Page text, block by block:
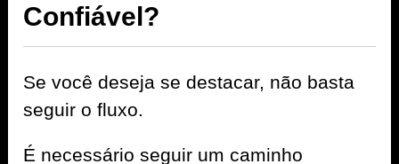
Confiável?
Se você deseja se destacar, não basta
seguir o fluxo.
É necessário seguir um caminho